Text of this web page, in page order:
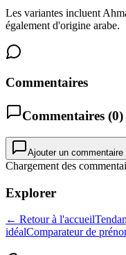
Les variantes incluent
également d'origine arabe.
Commentaires
Commentaires (0)
Ajouter un commentaire
Chargement des
Explorer
← Retour à l'accueil
idéalComparateur de